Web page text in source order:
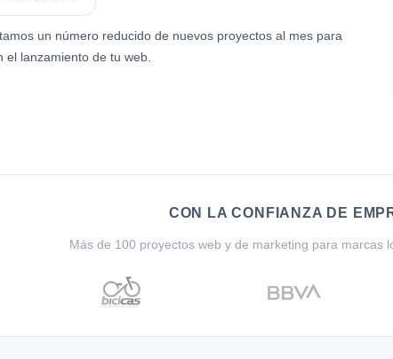
un número reducido de nuevos proyectos al mes para
lanzamiento de tu web.
CON LA CONFIANZA DE
Más de 100 proyectos web y de marketing para marcas